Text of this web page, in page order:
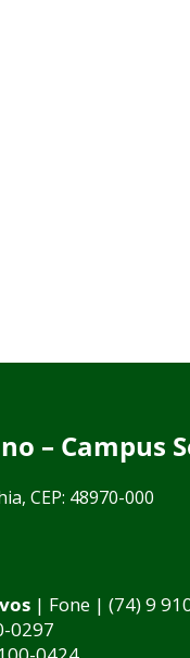
– Campus
CEP: 48970-000
| Fone | (74) 9
0297